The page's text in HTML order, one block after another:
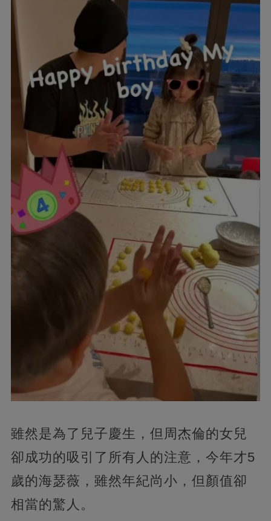
雖然是為了兒子慶生，但周杰倫的女兒
卻成功的吸引了所有人的注意，今年才5
歲的海瑟薇，雖然年紀尚小，但顏值卻
相當的驚人。